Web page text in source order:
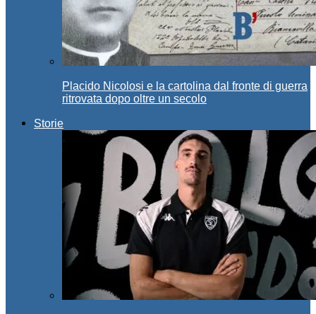
Placido Nicolosi e la cartolina dal fronte di guerra
ritrovata dopo oltre un secolo
Storie